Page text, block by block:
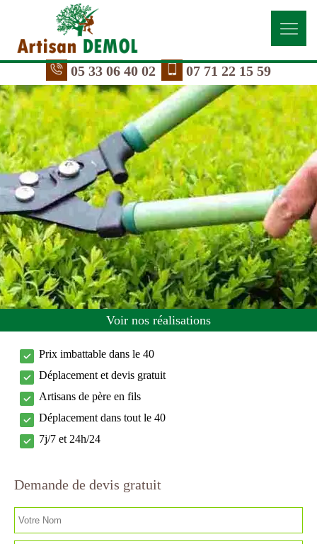
05 33 06 40 02 07 71 22 15 59
Voir nos réalisations
Prix imbattable dans le 40
Déplacement et devis gratuit
Artisans de père en fils
Déplacement dans tout le 40
7j/7 et 24h/24
Demande de devis gratuit